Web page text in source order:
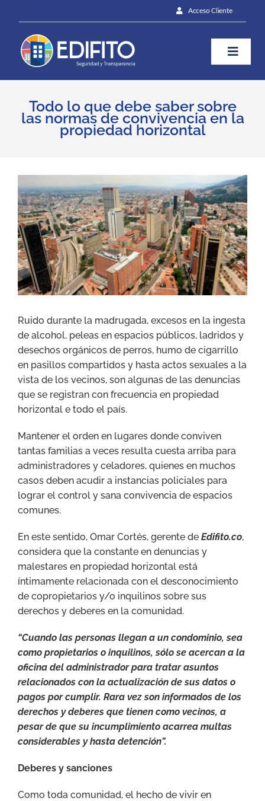
content
Acceso Cliente
Toggle
Blog
Prensa
Contáctanos
Todo lo que debe saber sobre
las normas de convivencia en la
propiedad horizontal
Larger
Image
Ruido durante la madrugada, excesos en la ingesta
de alcohol, peleas en espacios públicos, ladridos y
desechos orgánicos de perros, humo de cigarrillo
en pasillos compartidos y hasta actos sexuales a la
vista de los vecinos, son algunas de las denuncias
que se registran con frecuencia en propiedad
horizontal e todo el país.
Mantener el orden en lugares donde conviven
tantas familias a veces resulta cuesta arriba para
administradores y celadores, quienes en muchos
casos deben acudir a instancias policiales para
lograr el control y sana convivencia de espacios
comunes.
En este sentido, Omar Cortés, gerente de Edifito.co,
considera que la constante en denuncias y
malestares en propiedad horizontal está
íntimamente relacionada con el desconocimiento
de copropietarios y/o inquilinos sobre sus
derechos y deberes en la comunidad.
“Cuando las personas llegan a un condominio, sea
como propietarios o inquilinos, sólo se acercan a la
oficina del administrador para tratar asuntos
relacionados con la actualización de sus datos o
pagos por cumplir. Rara vez son informados de los
derechos y deberes que tienen como vecinos, a
pesar de que su incumplimiento acarrea multas
considerables y hasta detención”.
Deberes y sanciones
Como toda comunidad, el hecho de vivir en